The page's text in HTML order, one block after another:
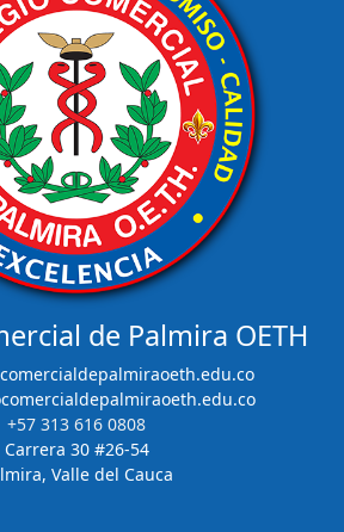
de Palmira OETH
+57 313 616 0808
Carrera 30 #26-54
Valle del Cauca